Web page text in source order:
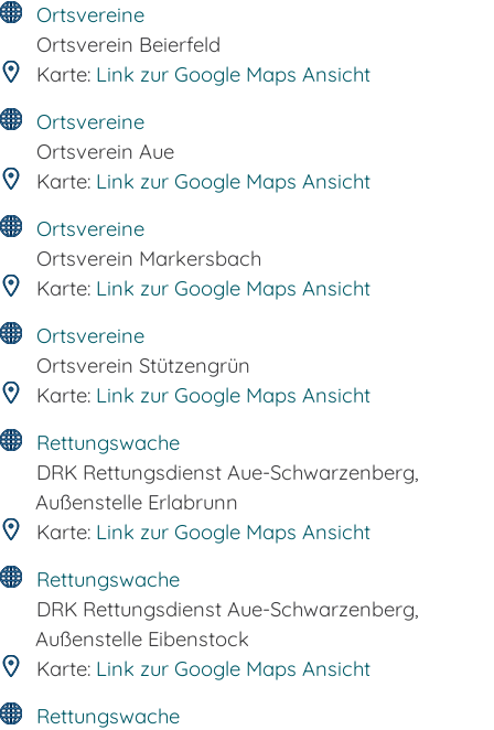
Ortsvereine
Ortsverein Beierfeld
Karte: Link zur Google Maps Ansicht
Ortsvereine
Ortsverein Aue
Karte: Link zur Google Maps Ansicht
Ortsvereine
Ortsverein Markersbach
Karte: Link zur Google Maps Ansicht
Ortsvereine
Ortsverein Stützengrün
Karte: Link zur Google Maps Ansicht
Rettungswache
DRK Rettungsdienst Aue-Schwarzenberg,
Außenstelle Erlabrunn
Karte: Link zur Google Maps Ansicht
Rettungswache
DRK Rettungsdienst Aue-Schwarzenberg,
Außenstelle Eibenstock
Karte: Link zur Google Maps Ansicht
Rettungswache